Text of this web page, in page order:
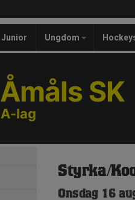
Junior Ungdom
Åmåls SK
A-lag
Styrka/
Onsdag 16